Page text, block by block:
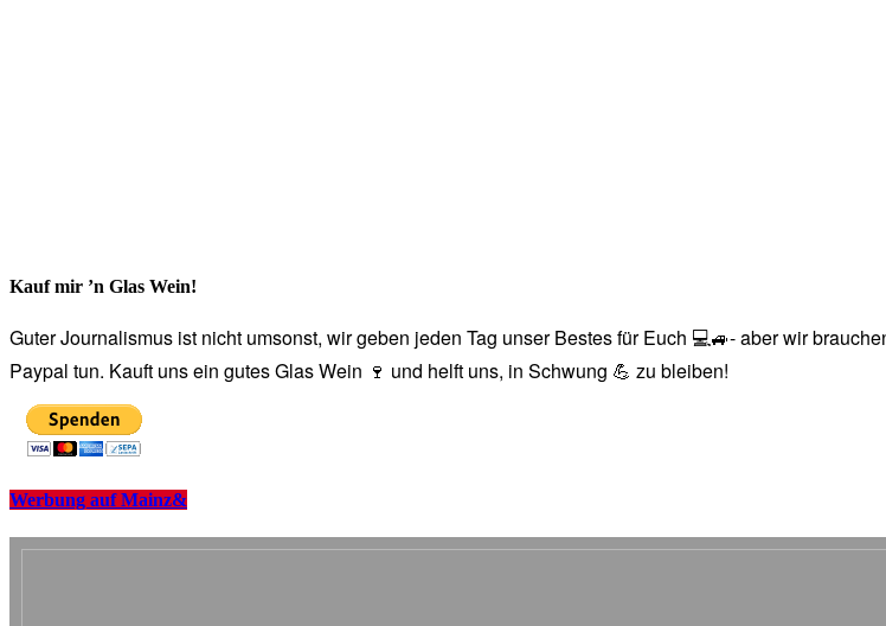
Kauf mir ’n Glas Wein!
Guter Journalismus ist nicht umsonst, wir geben jeden Tag unser Bestes für Euch 💻🚙- aber wir
Paypal tun. Kauft uns ein gutes Glas Wein 🍷 und helft uns, in Schwung 💪 zu bleiben!
Werbung auf Mainz&